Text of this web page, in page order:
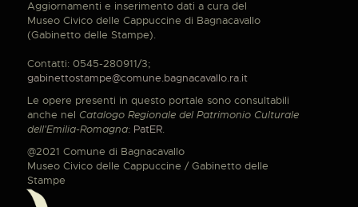
Aggiornamenti e inserimento dati a cura del
Museo Civico delle Cappuccine di Bagnacavallo
(Gabinetto delle Stampe).
Contatti: 0545-280911/3;
gabinettostampe@comune.bagnacavallo.ra.it
Le opere presenti in questo portale sono consultabili
anche nel Catalogo Regionale del Patrimonio Culturale
dell'Emilia-Romagna: PatER.
@2021 Comune di Bagnacavallo
Museo Civico delle Cappuccine / Gabinetto delle
Stampe